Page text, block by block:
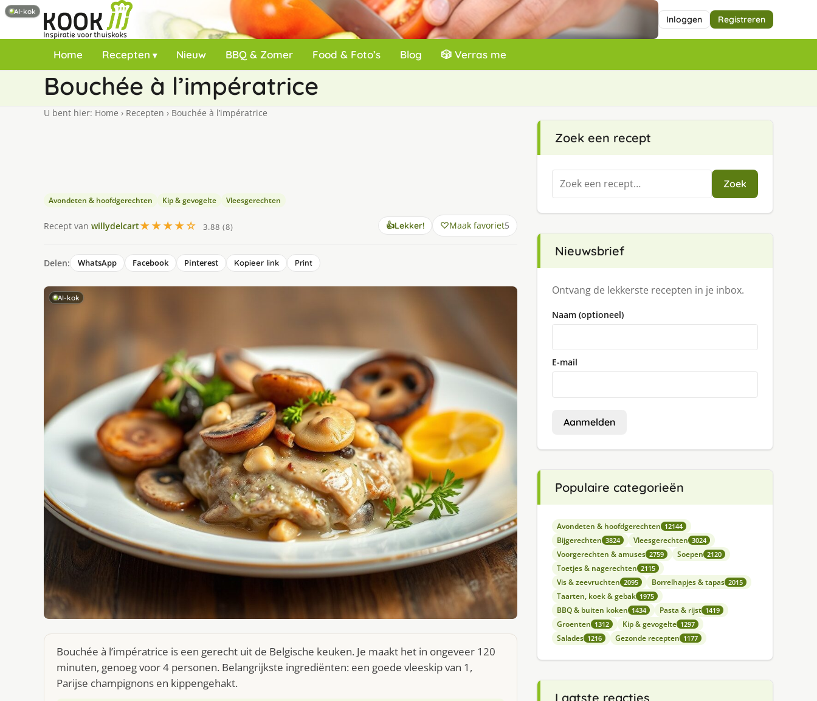
Inloggen Registreren
Home Recepten Nieuw BBQ & Zomer Food & Foto’s Blog 🎲 Verras me
Bouchée à l’impératrice
U bent hier: Home › Recepten › Bouchée à l’impératrice
Avondeten & hoofdgerechten Kip & gevogelte Vleesgerechten
Recept van willydelcart★★★★☆ 3.88 (8) 👍Lekker! Maak favoriet5
Delen: WhatsApp Facebook Pinterest Kopieer link Print
AI-kok
Bouchée à l’impératrice is een gerecht uit de Belgische keuken. Je maakt het in ongeveer 120
minuten, genoeg voor 4 personen. Belangrijkste ingrediënten: een goede vleeskip van 1,
Parijse champignons en kippengehakt.
Zoek een recept
Zoeken
naar:
Zoek
Nieuwsbrief
Ontvang de lekkerste recepten in je inbox.
Naam (optioneel)
E-mail
Aanmelden
Populaire categorieën
Avondeten & hoofdgerechten 12144
Bijgerechten 3824 Vleesgerechten 3024
Voorgerechten & amuses 2759 Soepen 2120
Toetjes & nagerechten 2115
Vis & zeevruchten 2095 Borrelhapjes & tapas 2015
Taarten, koek & gebak 1975
BBQ & buiten koken 1434 Pasta & rijst 1419
Groenten 1312 Kip & gevogelte 1297
Salades 1216 Gezonde recepten 1177
Laatste reacties
AI-kok